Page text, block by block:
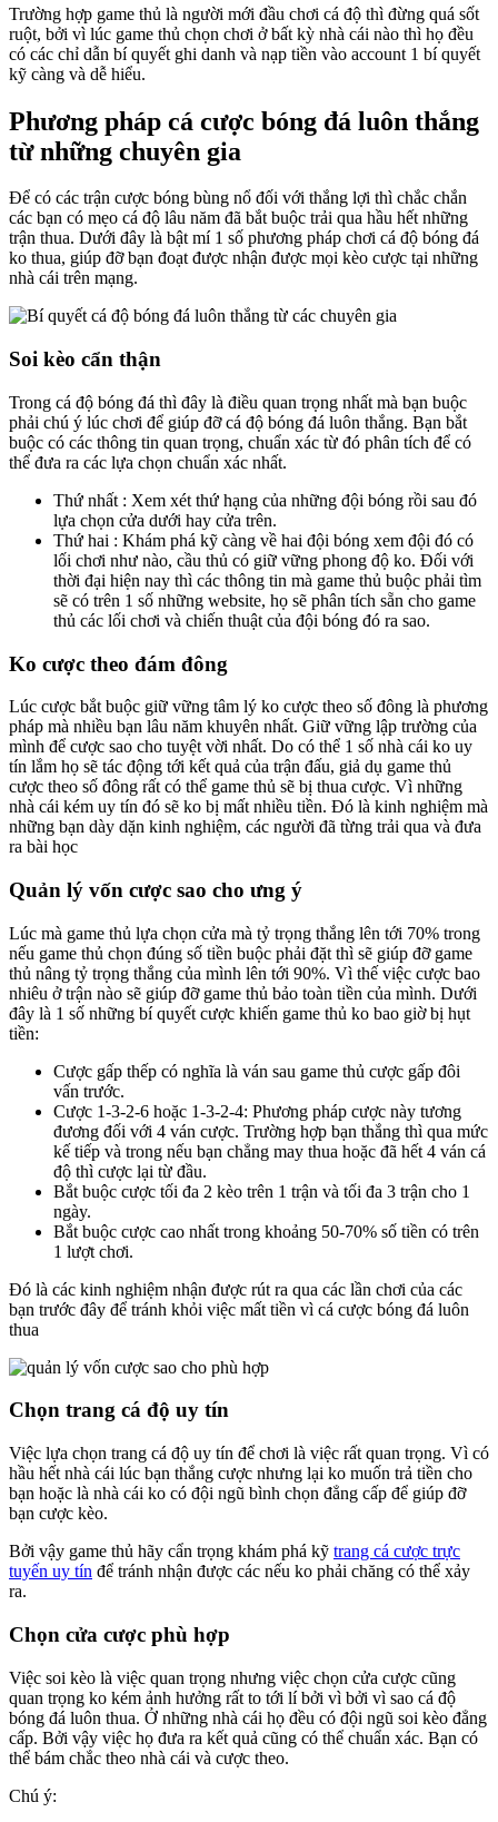
Trường hợp game thủ là người mới đầu chơi cá độ thì đừng quá sốt
ruột, bởi vì lúc game thủ chọn chơi ở bất kỳ nhà cái nào thì họ đều
có các chỉ dẫn bí quyết ghi danh và nạp tiền vào account 1 bí quyết
kỹ càng và dễ hiểu.
Phương pháp cá cược bóng đá luôn thắng
từ những chuyên gia
Để có các trận cược bóng bùng nổ đối với thắng lợi thì chắc chắn
các bạn có mẹo cá độ lâu năm đã bắt buộc trải qua hầu hết những
trận thua. Dưới đây là bật mí 1 số phương pháp chơi cá độ bóng đá
ko thua, giúp đỡ bạn đoạt được nhận được mọi kèo cược tại những
nhà cái trên mạng.
Soi kèo cẩn thận
Trong cá độ bóng đá thì đây là điều quan trọng nhất mà bạn buộc
phải chú ý lúc chơi để giúp đỡ cá độ bóng đá luôn thắng. Bạn bắt
buộc có các thông tin quan trọng, chuẩn xác từ đó phân tích để có
thể đưa ra các lựa chọn chuẩn xác nhất.
Thứ nhất : Xem xét thứ hạng của những đội bóng rồi sau đó
lựa chọn cửa dưới hay cửa trên.
Thứ hai : Khám phá kỹ càng về hai đội bóng xem đội đó có
lối chơi như nào, cầu thủ có giữ vững phong độ ko. Đối với
thời đại hiện nay thì các thông tin mà game thủ buộc phải tìm
sẽ có trên 1 số những website, họ sẽ phân tích sẵn cho game
thủ các lối chơi và chiến thuật của đội bóng đó ra sao.
Ko cược theo đám đông
Lúc cược bắt buộc giữ vững tâm lý ko cược theo số đông là phương
pháp mà nhiều bạn lâu năm khuyên nhất. Giữ vững lập trường của
mình để cược sao cho tuyệt vời nhất. Do có thể 1 số nhà cái ko uy
tín lắm họ sẽ tác động tới kết quả của trận đấu, giả dụ game thủ
cược theo số đông rất có thể game thủ sẽ bị thua cược. Vì những
nhà cái kém uy tín đó sẽ ko bị mất nhiều tiền. Đó là kinh nghiệm mà
những bạn dày dặn kinh nghiệm, các người đã từng trải qua và đưa
ra bài học
Quản lý vốn cược sao cho ưng ý
Lúc mà game thủ lựa chọn cửa mà tỷ trọng thắng lên tới 70% trong
nếu game thủ chọn đúng số tiền buộc phải đặt thì sẽ giúp đỡ game
thủ nâng tỷ trọng thắng của mình lên tới 90%. Vì thế việc cược bao
nhiêu ở trận nào sẽ giúp đỡ game thủ bảo toàn tiền của mình. Dưới
đây là 1 số những bí quyết cược khiến game thủ ko bao giờ bị hụt
tiền:
Cược gấp thếp có nghĩa là ván sau game thủ cược gấp đôi
vấn trước.
Cược 1-3-2-6 hoặc 1-3-2-4: Phương pháp cược này tương
đương đối với 4 ván cược. Trường hợp bạn thắng thì qua mức
kế tiếp và trong nếu bạn chẳng may thua hoặc đã hết 4 ván cá
độ thì cược lại từ đầu.
Bắt buộc cược tối đa 2 kèo trên 1 trận và tối đa 3 trận cho 1
ngày.
Bắt buộc cược cao nhất trong khoảng 50-70% số tiền có trên
1 lượt chơi.
Đó là các kinh nghiệm nhận được rút ra qua các lần chơi của các
bạn trước đây để tránh khỏi việc mất tiền vì cá cược bóng đá luôn
thua
Chọn trang cá độ uy tín
Việc lựa chọn trang cá độ uy tín để chơi là việc rất quan trọng. Vì có
hầu hết nhà cái lúc bạn thắng cược nhưng lại ko muốn trả tiền cho
bạn hoặc là nhà cái ko có đội ngũ bình chọn đẳng cấp để giúp đỡ
bạn cược kèo.
Bởi vậy game thủ hãy cẩn trọng khám phá kỹ trang cá cược trực
tuyến uy tín để tránh nhận được các nếu ko phải chăng có thể xảy
ra.
Chọn cửa cược phù hợp
Việc soi kèo là việc quan trọng nhưng việc chọn cửa cược cũng
quan trọng ko kém ảnh hưởng rất to tới lí bởi vì bởi vì sao cá độ
bóng đá luôn thua. Ở những nhà cái họ đều có đội ngũ soi kèo đẳng
cấp. Bởi vậy việc họ đưa ra kết quả cũng có thể chuẩn xác. Bạn có
thể bám chắc theo nhà cái và cược theo.
Chú ý: